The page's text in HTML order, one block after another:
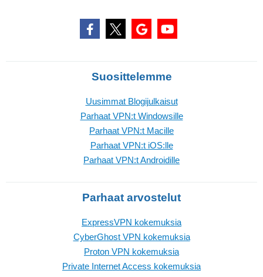
Suosittelemme
Uusimmat Blogijulkaisut
Parhaat VPN:t Windowsille
Parhaat VPN:t Macille
Parhaat VPN:t iOS:lle
Parhaat VPN:t Androidille
Parhaat arvostelut
ExpressVPN kokemuksia
CyberGhost VPN kokemuksia
Proton VPN kokemuksia
Private Internet Access kokemuksia